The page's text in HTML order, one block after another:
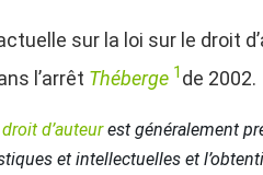
sur la loi sur le droit
l’arrêt Théberge 1de 2002.
d’auteurest généralement
et intellectuelles et